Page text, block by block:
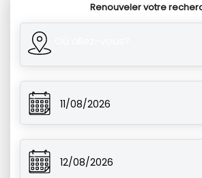
Renouveler votre
11/08/2026
12/08/2026